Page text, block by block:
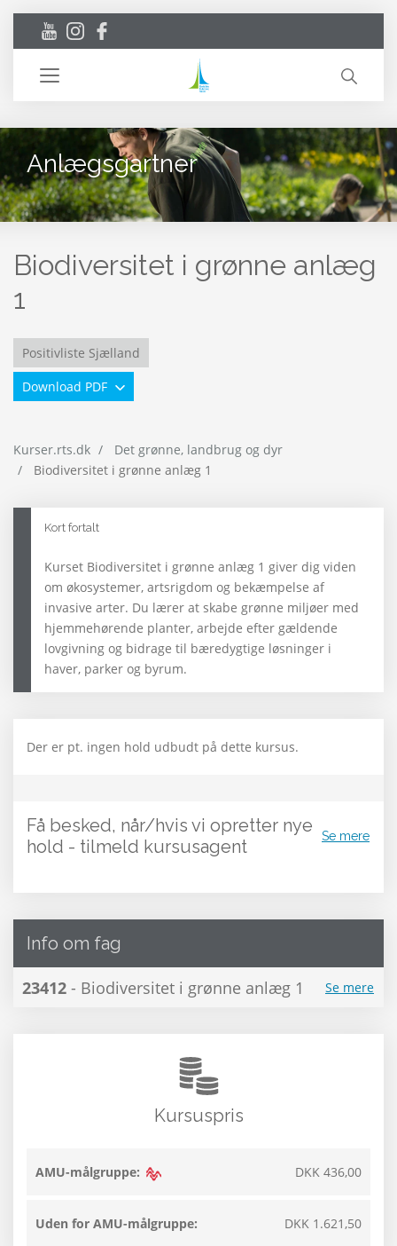
Toggle
Anlægsgartner
Biodiversitet i grønne anlæg
1
Positivliste Sjælland
Download PDF
Kurser.rts.dk
Det grønne, landbrug og dyr
Biodiversitet i grønne anlæg 1
Kort fortalt
Kurset Biodiversitet i grønne anlæg 1 giver dig viden
om økosystemer, artsrigdom og bekæmpelse af
invasive arter. Du lærer at skabe grønne miljøer med
hjemmehørende planter, arbejde efter gældende
lovgivning og bidrage til bæredygtige løsninger i
haver, parker og byrum.
Der er pt. ingen hold udbudt på dette kursus.
Få besked, når/hvis vi opretter nye
hold - tilmeld kursusagent
Se mere
Info om fag
23412 - Biodiversitet i grønne anlæg 1 Se mere
Kursuspris
AMU-målgruppe: DKK 436,00
Uden for AMU-målgruppe: DKK 1.621,50